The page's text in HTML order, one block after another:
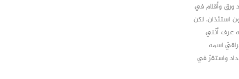
ورق وأقلام في
استئذان. لكن
عرف أنّني
اسمه
واستقرّ في